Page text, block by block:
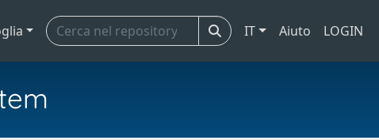
IT Aiuto LOGIN